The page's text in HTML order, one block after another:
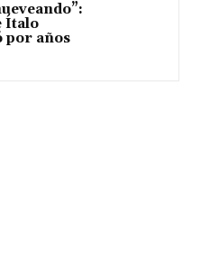
Ítalo
por años